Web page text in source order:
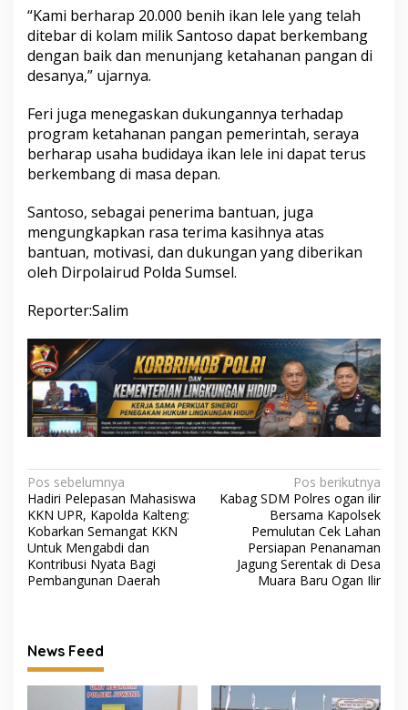
“Kami berharap 20.000 benih ikan lele yang telah
ditebar di kolam milik Santoso dapat berkembang
dengan baik dan menunjang ketahanan pangan di
desanya,” ujarnya.
Feri juga menegaskan dukungannya terhadap
program ketahanan pangan pemerintah, seraya
berharap usaha budidaya ikan lele ini dapat terus
berkembang di masa depan.
Santoso, sebagai penerima bantuan, juga
mengungkapkan rasa terima kasihnya atas
bantuan, motivasi, dan dukungan yang diberikan
oleh Dirpolairud Polda Sumsel.
Reporter:Salim
Navigasi
pos
Pos sebelumnya
Hadiri Pelepasan Mahasiswa
KKN UPR, Kapolda Kalteng:
Kobarkan Semangat KKN
Untuk Mengabdi dan
Pos berikutnya
Kabag SDM Polres ogan ilir
Bersama Kapolsek
Pemulutan Cek Lahan
Persiapan Penanaman
News Feed